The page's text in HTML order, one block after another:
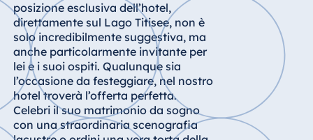
Airport Hotel
Hannover
Hotel Ingolstadt
Hotel Bellevue
Kiel
Hotel Köln
Hotel
posizione esclusiva dell’hotel,
direttamente sul Lago Titisee, non è
solo incredibilmente suggestiva, ma
anche particolarmente invitante per
lei e i suoi ospiti. Qualunque sia
l’occasione da festeggiare, nel nostro
hotel troverà l’offerta perfetta.
Celebri il suo matrimonio da sogno
con una straordinaria scenografia